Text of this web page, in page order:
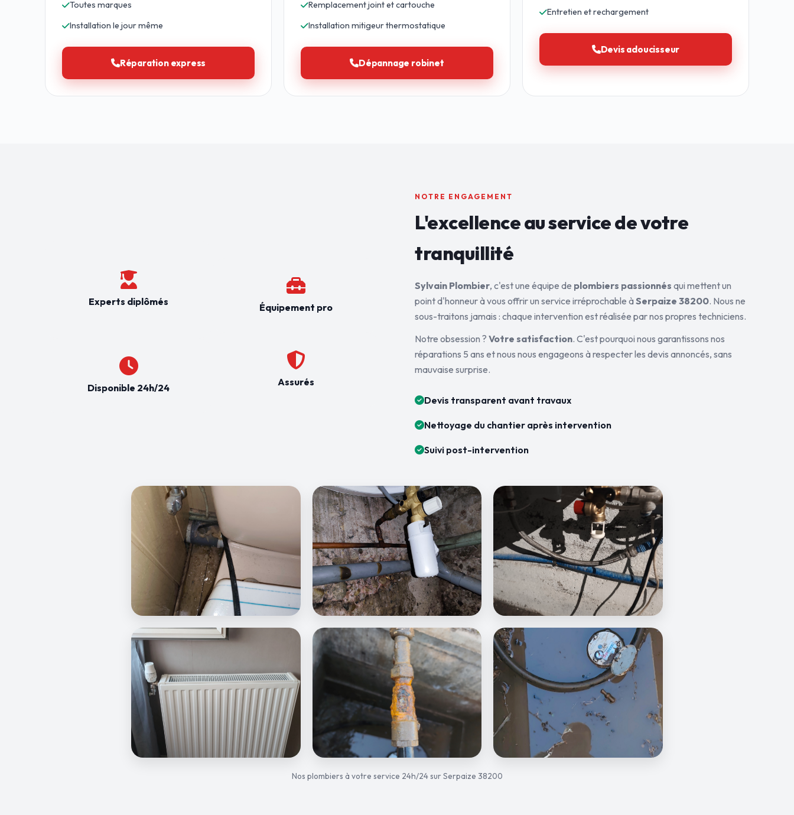
Toutes marques
Installation le jour même
Réparation express
Remplacement joint et cartouche
Installation mitigeur thermostatique
Dépannage robinet
Entretien et rechargement
Devis adoucisseur
Experts diplômés
Disponible 24h/24
Équipement pro
Assurés
NOTRE ENGAGEMENT
L'excellence au service devotre
tranquillité
Sylvain Plombier, c'est une équipe de plombiers passionnés qui mettent un
point d'honneur à vous offrir un service irréprochable àSerpaize 38200. Nous ne
sous-traitons jamais : chaque intervention est réalisée par nos propres techniciens.
Notre obsession ? Votre satisfaction. C'est pourquoi nous garantissons nos
réparations 5 ans et nous nous engageons à respecter les devis annoncés, sans
mauvaise surprise.
Devis transparent avant travaux
Nettoyage du chantier après intervention
Suivi post-intervention
Nos plombiers à votre service 24h/24 sur Serpaize 38200